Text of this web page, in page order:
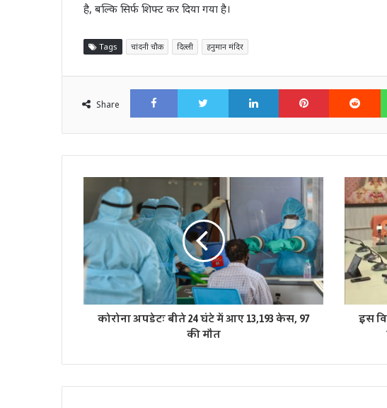
है, बल्कि सिर्फ शिफ्ट कर दिया गया है।
Tags चांदनी चौक दिल्ली हनुमान मंदिर
Share
FacebookTwitter LinkedIn Pinterest
कोरोना अपडेटः बीते 24 घंटे में आए 13,193 केस, 97
की मौत
इस